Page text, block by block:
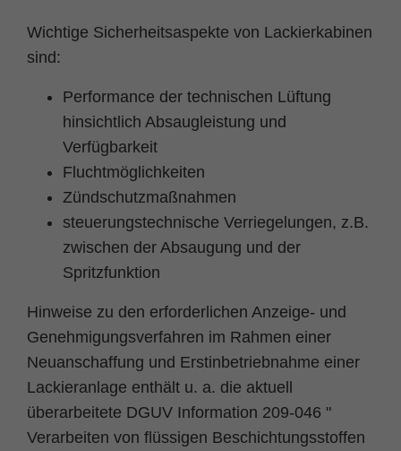
Wichtige Sicherheitsaspekte von Lackierkabinen
sind:
Performance der technischen Lüftung
hinsichtlich Absaugleistung und
Verfügbarkeit
Fluchtmöglichkeiten
Zündschutzmaßnahmen
steuerungstechnische Verriegelungen, z.B.
zwischen der Absaugung und der
Spritzfunktion
Hinweise zu den erforderlichen Anzeige- und
Genehmigungsverfahren im Rahmen einer
Neuanschaffung und Erstinbetriebnahme einer
Lackieranlage enthält u. a. die aktuell
überarbeitete DGUV Information 209-046 "
Verarbeiten von flüssigen Beschichtungsstoffen